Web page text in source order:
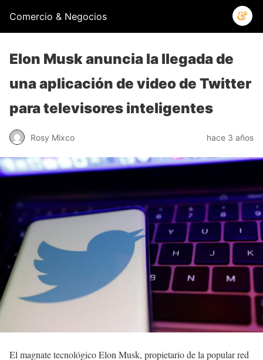
Comercio & Negocios
Elon Musk anuncia la llegada de
una aplicación de video de Twitter
para televisores inteligentes
Rosy Mixco hace 3 años
El magnate tecnológico Elon Musk, propietario de la popular red